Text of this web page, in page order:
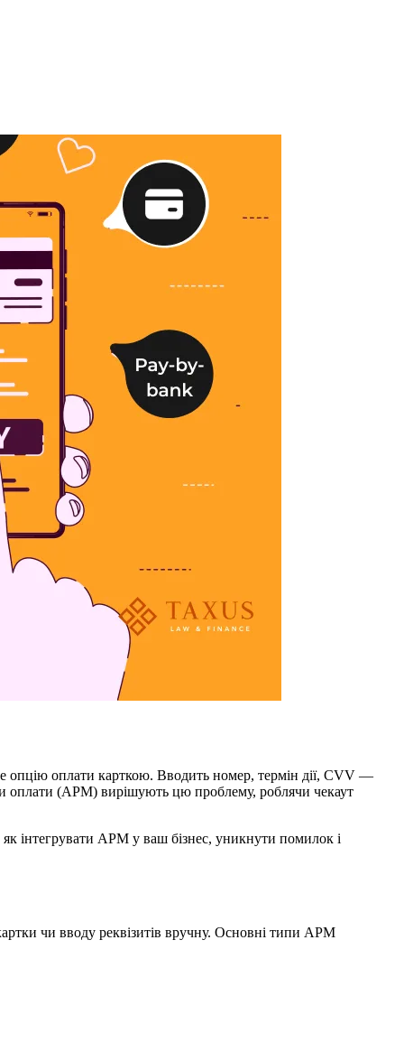
опцію оплати карткою. Вводить номер, термін дії, CVV —
оплати (APM) вирішують цю проблему, роблячи чекаут
інтегрувати APM у ваш бізнес, уникнути помилок і
чи вводу реквізитів вручну. Основні типи APM